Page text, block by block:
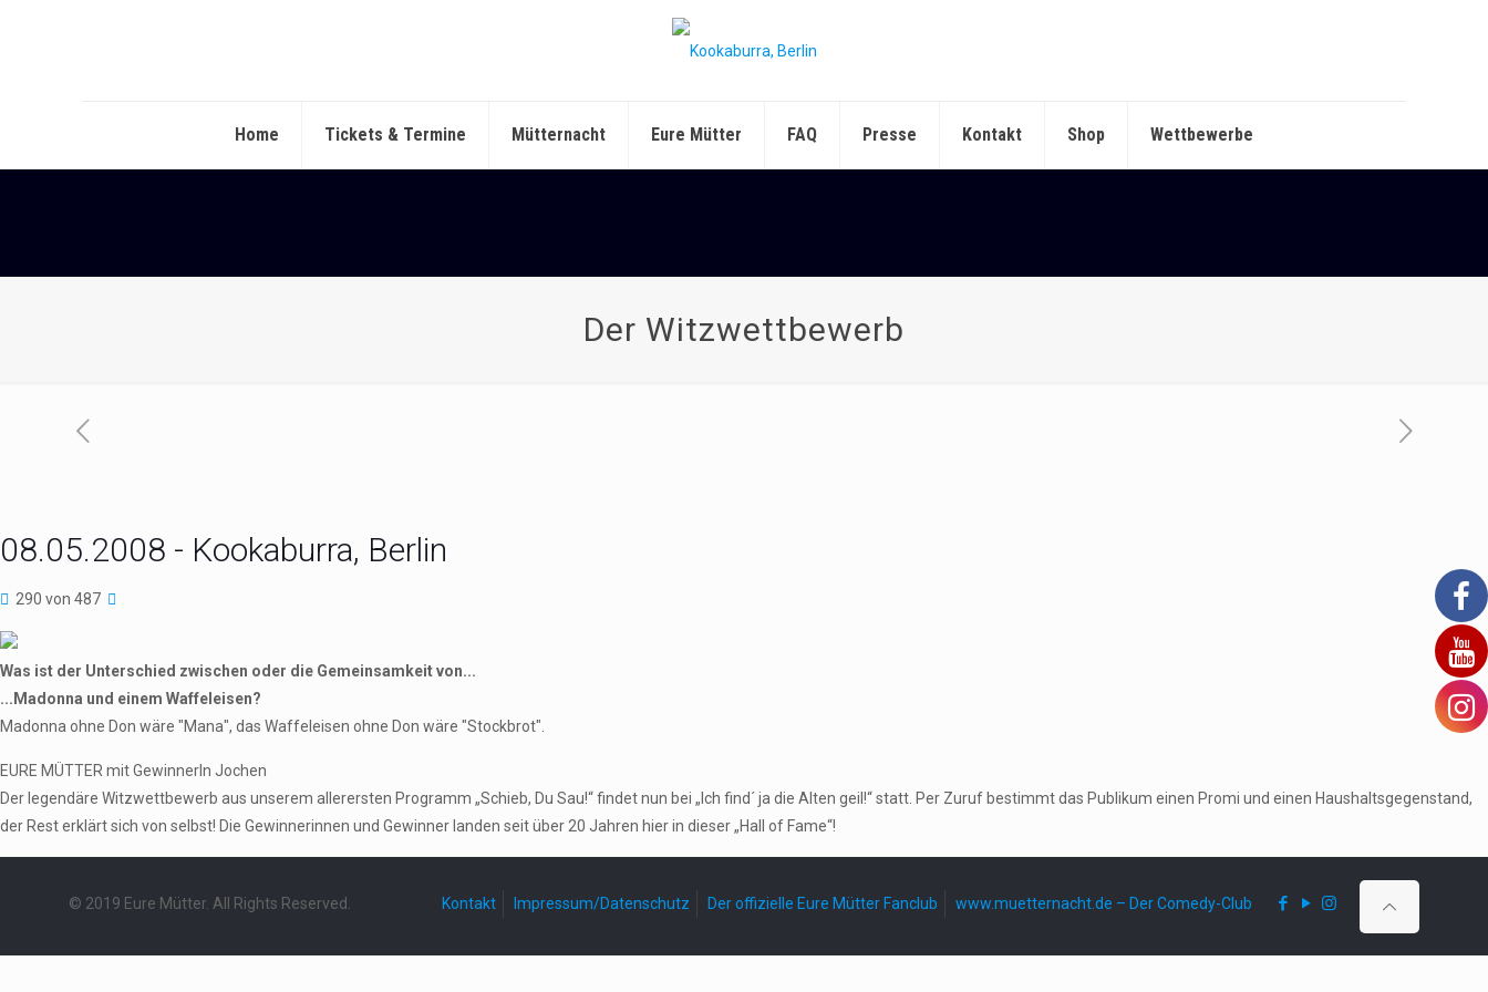
Home Tickets & Termine Mütternacht Eure Mütter FAQ Presse Kontakt Shop Wettbewerbe
Der Witzwettbewerb
08.05.2008 - Kookaburra, Berlin
290 von 487
Was ist der Unterschied zwischen oder die Gemeinsamkeit von...
...Madonna und einem Waffeleisen?
Madonna ohne Don wäre "Mana", das Waffeleisen ohne Don wäre "Stockbrot".
EURE MÜTTER mit GewinnerIn Jochen
Der legendäre Witzwettbewerb aus unserem allerersten Programm „Schieb, Du Sau!“ findet nun bei „Ich find´ ja die Alten geil!“ statt. Per Zuruf bestimmt das Publikum einen Promi und einen Haushaltsgegenstand,
der Rest erklärt sich von selbst! Die Gewinnerinnen und Gewinner landen seit über 20 Jahren hier in dieser „Hall of Fame“!
© 2019 Eure Mütter. All Rights Reserved. Kontakt Impressum/Datenschutz Der offizielle Eure Mütter Fanclub www.muetternacht.de – Der Comedy-Club